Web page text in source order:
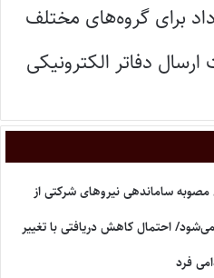
برای گروه‌های مختلف
دفاتر الکترونیکی
مصوبه ساماندهی نیروهای شرکتی از
احتمال کاهش دریافتی با تغییر
فرد